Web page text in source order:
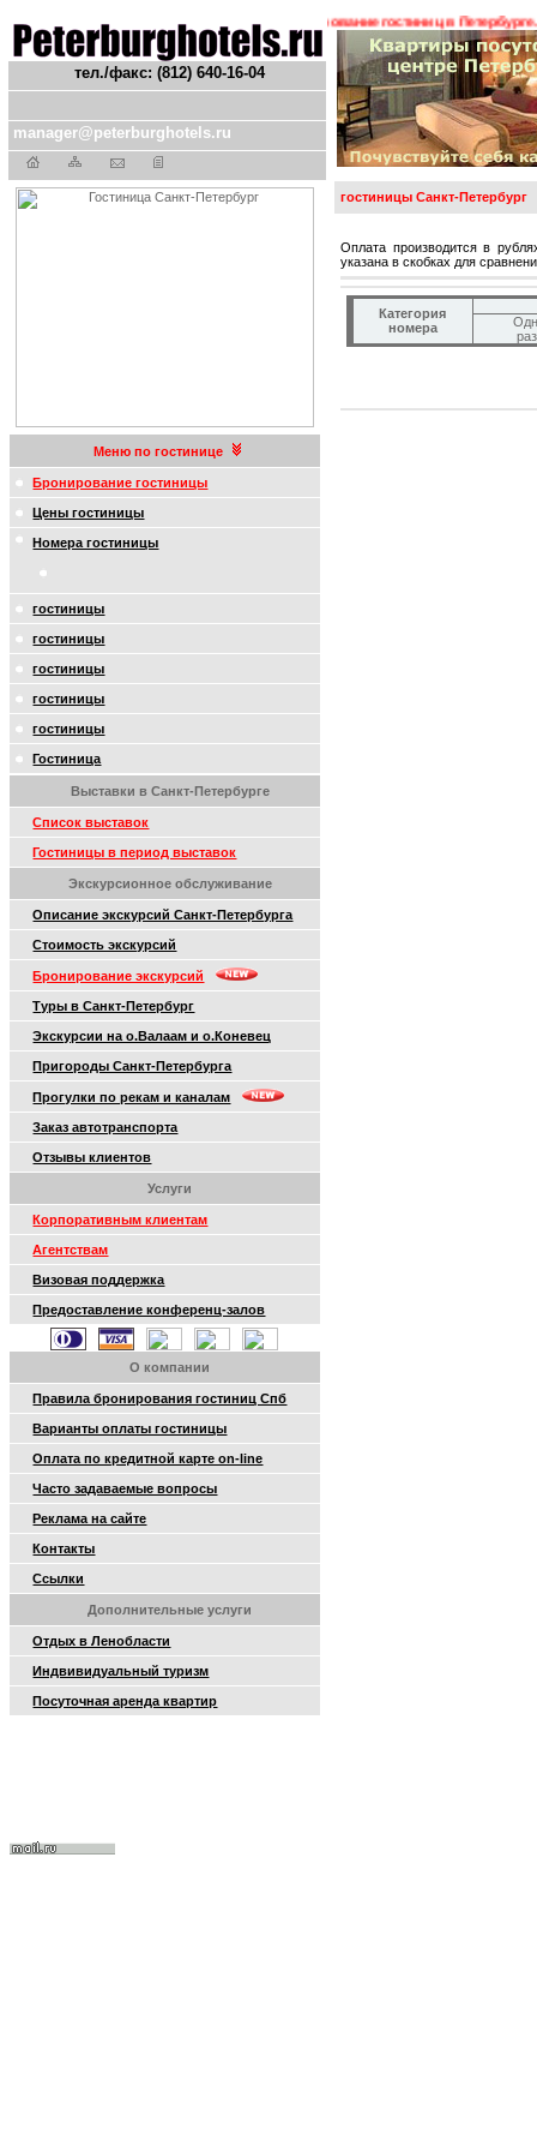
тел./факс: (812) 640-16-04
manager@peterburghotels.ru
! ! ! Гостиницы Санкт-Петербурга. Бронирование гостиниц в Петербурге.
Меню по гостинице
Бронирование гостиницы
Цены гостиницы
Номера гостиницы
гостиницы
гостиницы
гостиницы
гостиницы
гостиницы
Гостиница
Выставки в Санкт-Петербурге
Список выставок
Гостиницы в период выставок
Экскурсионное обслуживание
Описание экскурсий Санкт-Петербурга
Стоимость экскурсий
Бронирование экскурсий
Туры в Санкт-Петербург
Экскурсии на о.Валаам и о.Коневец
Пригороды Санкт-Петербурга
Прогулки по рекам и каналам
Заказ автотранспорта
Отзывы клиентов
Услуги
Корпоративным клиентам
Агентствам
Визовая поддержка
Предоставление конференц-залов
О компании
Правила бронирования гостиниц Спб
Варианты оплаты гостиницы
Оплата по кредитной карте on-line
Часто задаваемые вопросы
Реклама на сайте
Контакты
Ссылки
Дополнительные услуги
Отдых в Ленобласти
Индвивидуальный туризм
Посуточная аренда квартир
гостиницы Санкт-Петербург
Оплата производится в
указана в скобках для
Категория
номера